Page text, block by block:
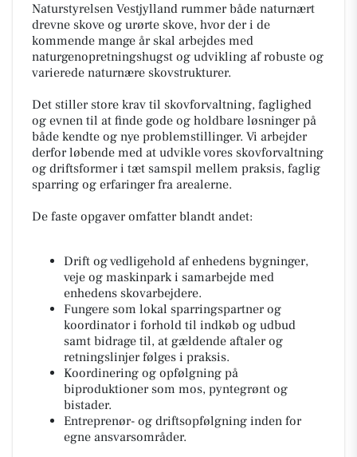
Naturstyrelsen Vestjylland rummer både naturnært
drevne skove og urørte skove, hvor der i de
kommende mange år skal arbejdes med
naturgenopretningshugst og udvikling af robuste og
varierede naturnære skovstrukturer.
Det stiller store krav til skovforvaltning, faglighed
og evnen til at finde gode og holdbare løsninger på
både kendte og nye problemstillinger. Vi arbejder
derfor løbende med at udvikle vores skovforvaltning
og driftsformer i tæt samspil mellem praksis, faglig
sparring og erfaringer fra arealerne.
De faste opgaver omfatter blandt andet:
Drift og vedligehold af enhedens bygninger,
veje og maskinpark i samarbejde med
enhedens skovarbejdere.
Fungere som lokal sparringspartner og
koordinator i forhold til indkøb og udbud
samt bidrage til, at gældende aftaler og
retningslinjer følges i praksis.
Koordinering og opfølgning på
biproduktioner som mos, pyntegrønt og
bistader.
Entreprenør- og driftsopfølgning inden for
egne ansvarsområder.